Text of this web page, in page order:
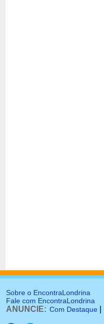
Sobre o EncontraLondrina
Fale com EncontraLondrina
ANUNCIE: Com Destaque